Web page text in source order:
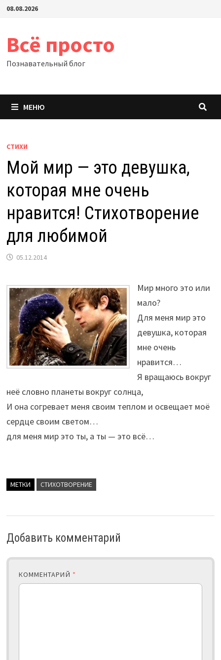
Перейти
08.08.2026
Всё просто
Познавательный блог
МЕНЮ
СТИХИ
Мой мир — это девушка,
которая мне очень
нравится! Стихотворение
для любимой
05.12.2014
Мир много это или
мало?
Для меня мир это
девушка, которая
мне очень
нравится…
Я вращаюсь вокруг
неё словно планеты вокруг солнца,
И она согревает меня своим теплом и освещает моё
сердце своим светом…
для меня мир это ты, а ты — это всё…
МЕТКИ СТИХОТВОРЕНИЕ
Добавить комментарий
КОММЕНТАРИЙ *